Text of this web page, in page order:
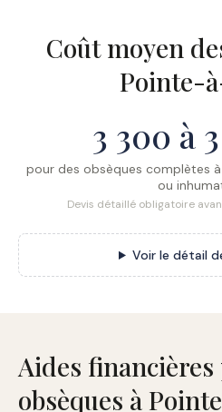
Coût moyen
Pointe-
3 300 à
pour des obsèques complètes
ou
Devis détaillé obligatoire
Voir le détail
Aides financières
obsèques à